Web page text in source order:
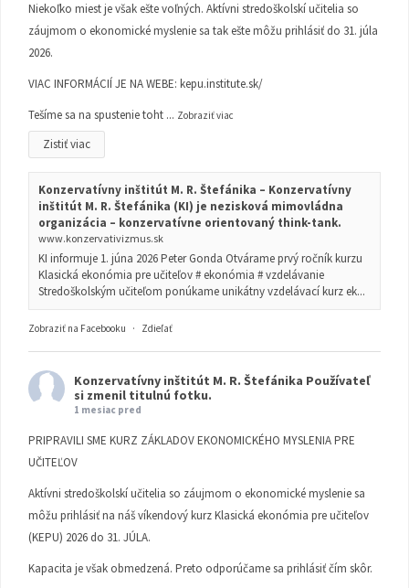
Niekoľko miest je však ešte voľných. Aktívni stredoškolskí učitelia so
záujmom o ekonomické myslenie sa tak ešte môžu prihlásiť do 31. júla
2026.
VIAC INFORMÁCIÍ JE NA WEBE: kepu.institute.sk/
Tešíme sa na spustenie toht ... Zobraziť viac
Zistiť viac
Konzervatívny inštitút M. R. Štefánika – Konzervatívny
inštitút M. R. Štefánika (KI) je nezisková mimovládna
organizácia – konzervatívne orientovaný think-tank.
www.konzervativizmus.sk
KI informuje 1. júna 2026 Peter Gonda Otvárame prvý ročník kurzu
Klasická ekonómia pre učiteľov # ekonómia # vzdelávanie
Stredoškolským učiteľom ponúkame unikátny vzdelávací kurz ek...
Zobraziť na Facebooku · Zdieľať
Konzervatívny inštitút M. R. Štefánika Používateľ
si zmenil titulnú fotku.
1 mesiac pred
PRIPRAVILI SME KURZ ZÁKLADOV EKONOMICKÉHO MYSLENIA PRE
UČITEĽOV
Aktívni stredoškolskí učitelia so záujmom o ekonomické myslenie sa
môžu prihlásiť na náš víkendový kurz Klasická ekonómia pre učiteľov
(KEPU) 2026 do 31. JÚLA.
Kapacita je však obmedzená. Preto odporúčame sa prihlásiť čím skôr.